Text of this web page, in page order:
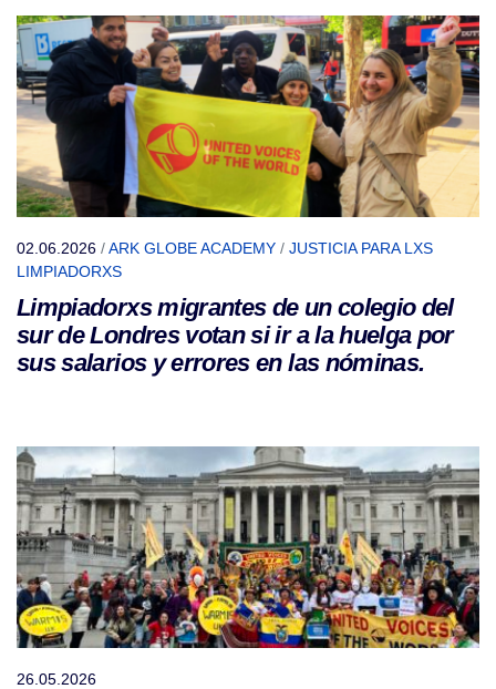
02.06.2026 /ARK GLOBE ACADEMY / JUSTICIA PARA LXS
LIMPIADORXS
Limpiadorxs migrantes de un colegio del
sur de Londres votan si ir a la huelga por
sus salarios y errores en las nóminas.
26.05.2026